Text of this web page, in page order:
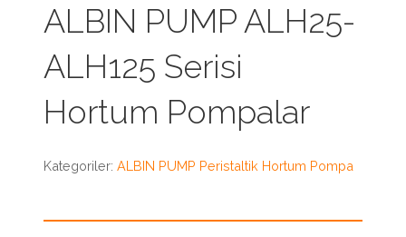
ALBIN PUMP ALH25-
ALH125 Serisi
Hortum Pompalar
Kategoriler: ALBIN PUMP Peristaltik Hortum Pompa